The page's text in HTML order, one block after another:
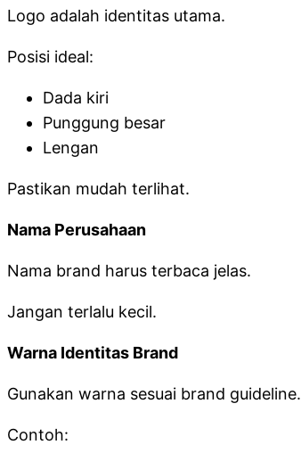
Logo adalah identitas utama.
Posisi ideal:
Dada kiri
Punggung besar
Lengan
Pastikan mudah terlihat.
Nama Perusahaan
Nama brand harus terbaca jelas.
Jangan terlalu kecil.
Warna Identitas Brand
Gunakan warna sesuai brand guideline.
Contoh: